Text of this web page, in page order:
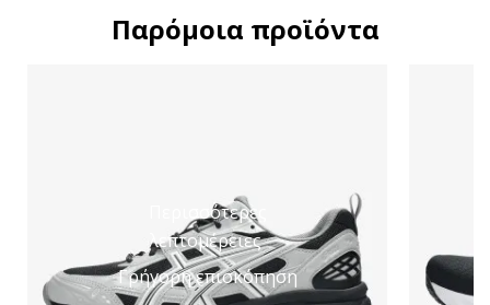
Παρόμοια προϊόντα
Περισσότερες
λεπτομέρειες
Γρήγορη επισκόπηση